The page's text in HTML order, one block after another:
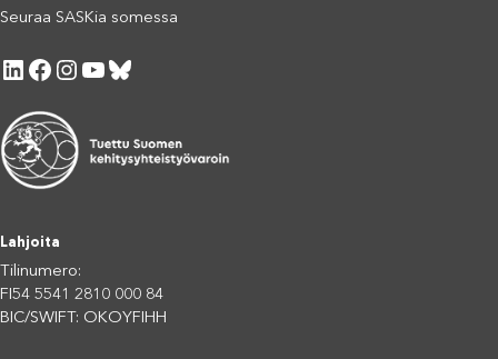
Seuraa SASKia somessa
LinkedIn Facebook Instagram YouTube Bluesky
Lahjoita
Tilinumero:
FI54 5541 2810 000 84
BIC/SWIFT: OKOYFIHH